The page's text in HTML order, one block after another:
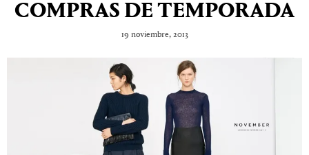
COMPRAS DE TEMPORADA
19 noviembre, 2013